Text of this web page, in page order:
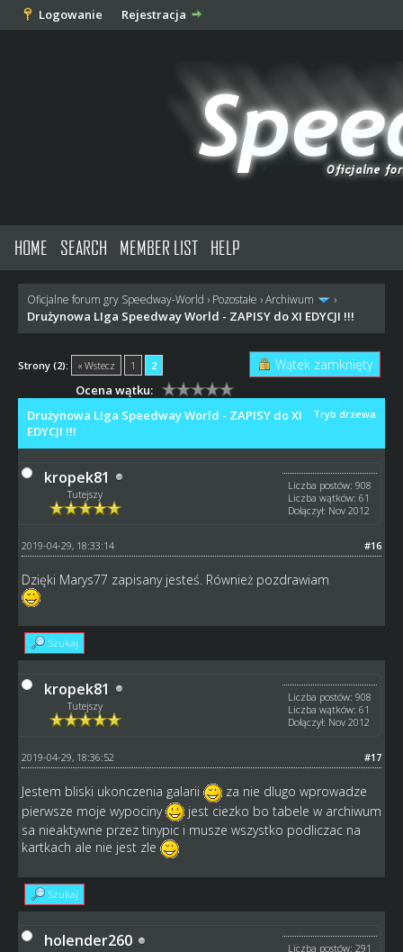
Logowanie Rejestracja
HOME SEARCH MEMBER LIST HELP
Oficjalne forum gry Speedway-World › Pozostałe ›Archiwum ›
Drużynowa LIga Speedway World - ZAPISY do XI EDYCJI !!!
Strony (2): « Wstecz 1 2 Wątek zamknięty
Ocena wątku:
Tryb drzewa
Drużynowa LIga Speedway World - ZAPISY do XI
EDYCJI !!!
kropek81
Tutejszy
Liczba postów: 908
Liczba wątków: 61
Dołączył: Nov 2012
#16
2019-04-29, 18:33:14
Dzięki Marys77 zapisany jesteś. Również pozdrawiam
Szukaj
kropek81
Tutejszy
Liczba postów: 908
Liczba wątków: 61
Dołączył: Nov 2012
#17
2019-04-29, 18:36:52
Jestem bliski ukonczenia galarii
za nie dlugo wprowadze
pierwsze moje wypociny
jest ciezko bo tabele w archiwum
sa nieaktywne przez tinypic i musze wszystko podliczac na
kartkach ale nie jest zle
Szukaj
holender260
Liczba postów: 291